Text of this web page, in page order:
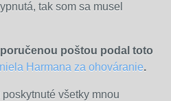
tak som sa musel
poštou podal toto
Harmana za ohováranie.
všetky mnou